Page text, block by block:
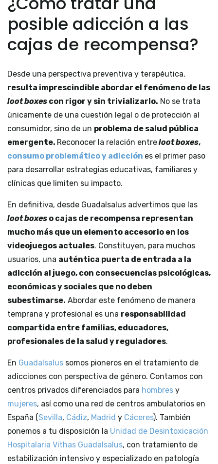
posible adicción a las
cajas de recompensa?
Desde una perspectiva preventiva y terapéutica,
resulta imprescindible abordar el fenómeno de las
loot boxes con rigor y sin trivializarlo. No se trata
únicamente de una cuestión legal o de protección al
consumidor, sino de un problema de salud pública
emergente. Reconocer la relación entreloot boxes,
consumo problemático y adicción es el primer paso
para desarrollar estrategias educativas, familiares y
clínicas que limiten su impacto.
En definitiva, desde Guadalsalus advertimos que las
loot boxes o cajas de recompensa representan
mucho más que un elemento accesorio en los
videojuegos actuales. Constituyen, para muchos
usuarios, una auténtica puerta de entrada a la
adicción al juego, con consecuencias psicológicas,
económicas y sociales que no deben
subestimarse. Abordar este fenómeno de manera
temprana y profesional es una responsabilidad
compartida entre familias, educadores,
profesionales de la salud y reguladores.
En Guadalsalus somos pioneros en el tratamiento de
adicciones con perspectiva de género. Contamos con
centros privados diferenciados para hombres y
mujeres, así como una red de centros ambulatorios en
España (Sevilla, Cádiz, Madrid y Cáceres). También
ponemos a tu disposición la Unidad de Desintoxicación
Hospitalaria Vithas Guadalsalus, con tratamiento de
estabilización intensivo y especializado en patología